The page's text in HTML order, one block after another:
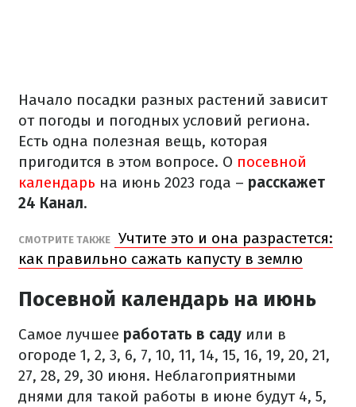
Начало посадки разных растений зависит
от погоды и погодных условий региона.
Есть одна полезная вещь, которая
пригодится в этом вопросе. О посевной
календарь на июнь 2023 года – расскажет
24 Канал.
СМОТРИТЕ ТАКЖЕ
Учтите это и она разрастется:
как правильно сажать капусту в землю
Посевной календарь на июнь
Самое лучшее работать в саду или в
огороде 1, 2, 3, 6, 7, 10, 11, 14, 15, 16, 19, 20, 21,
27, 28, 29, 30 июня. Неблагоприятными
днями для такой работы в июне будут 4, 5,